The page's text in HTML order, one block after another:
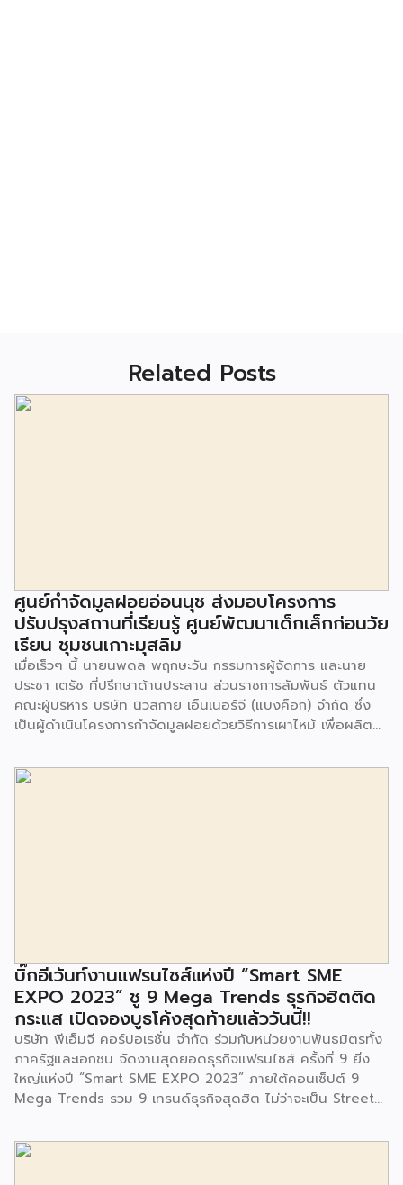
Related Posts
ศูนย์กำจัดมูลฝอยอ่อนนุช ส่งมอบโครงการ
ปรับปรุงสถานที่เรียนรู้ ศูนย์พัฒนาเด็กเล็กก่อนวัย
เรียน ชุมชนเกาะมุสลิม
เมื่อเร็วๆ นี้ นายนพดล พฤกษะวัน กรรมการผู้จัดการ และนาย
ประชา เตรัช ที่ปรึกษาด้านประสาน ส่วนราชการสัมพันธ์ ตัวแทน
คณะผู้บริหาร บริษัท นิวสกาย เอ็นเนอร์จี (แบงค็อก) จํากัด ซึ่ง
เป็นผู้ดำเนินโครงการกำจัดมูลฝอยด้วยวิธีการเผาไหม้ เพื่อผลิต
มูลฝอยอ่อนนุช เป็นประธานในพิธีส่งมอบโครงการปรับปรุงสถาน
ที่เรียนรู้ ศูนย์พัฒนาเด็กเล็ก ก่อนวัยเรียน ชุมชนเกาะมุสลิม แขวง
จนประชาชนในชุมชนและพื้นที่ใกล้เคียง รวมถึงคณะครู ผู้ปกครอง
และนักเรียนจากศูนย์พัฒนาเด็กเล็กก่อนวัยเรียน ชุมชนเกาะมุสลิม
ร่วมเป็นเกียรติในพิธีดังกล่าว โครงการกำจัดมูลฝอยด้วยวิธีการ
เผาไหม้ฯ ยังมีกิจกรรมเพื่อสังคมหรือ CSR อื่นๆ อีกมากมาย กับ
ชุมชนรอบๆ พื้นที่โครงการอย่างต่อเนื่อง อาทิ การลงพื้นที่
ประชาสัมพันธ์ […]
บิ๊กอีเว้นท์งานแฟรนไชส์แห่งปี “Smart SME
EXPO 2023” ชู 9 Mega Trends ธุรกิจฮิตติด
กระแส เปิดจองบูธโค้งสุดท้ายแล้ววันนี้!!
บริษัท พีเอ็มจี คอร์ปอเรชั่น จำกัด ร่วมกับหน่วยงานพันธมิตรทั้ง
ภาครัฐและเอกชน จัดงานสุดยอดธุรกิจแฟรนไชส์ ครั้งที่ 9 ยิ่ง
ใหญ่แห่งปี “Smart SME EXPO 2023” ภายใต้คอนเซ็ปต์ 9
Mega Trends รวม 9 เทรนด์ธุรกิจสุดฮิต ไม่ว่าจะเป็น Street
Trends, Coffee & Beverage Trends, Education Trends,
Health & Wellness Trends, E-Commerce Trends,